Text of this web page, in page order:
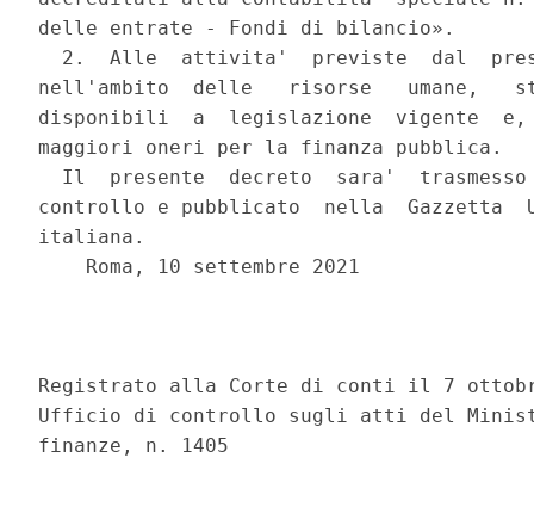
delle entrate - Fondi di bilancio».
2.  Alle  attivita'  previste  dal
nell'ambito  delle   risorse   umane,
disponibili  a  legislazione  vigente  e,
maggiori oneri per la finanza pubblica.
Il  presente  decreto  sara'
controllo e pubblicato  nella  Gazzetta
italiana.
    Roma, 10 settembre 2021
Registrato alla Corte di conti il 7
Ufficio di controllo sugli atti del